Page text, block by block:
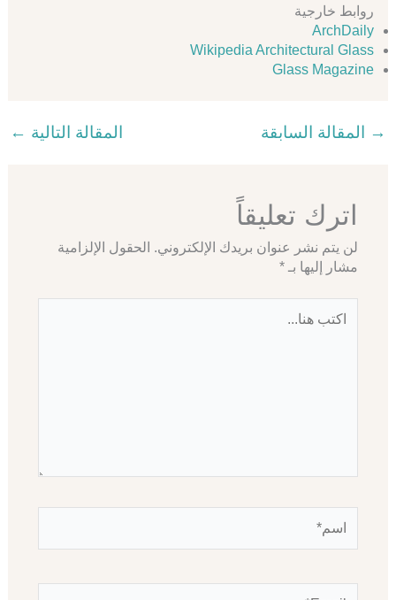
روابط خارجية
ArchDaily
Wikipedia Architectural Glass
Glass Magazine
→ المقالة السابقة المقالة التالية ←
اترك تعليقاً
لن يتم نشر عنوان بريدك الإلكتروني. الحقول الإلزامية
مشار إليها بـ *
هنا...